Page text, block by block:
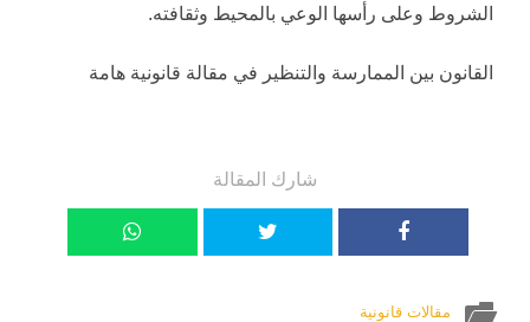
الشروط وعلى رأسها الوعي بالمحيط وثقافته.
القانون بين الممارسة والتنظير في مقالة قانونية هامة
شارك المقالة
مقالات قانونية